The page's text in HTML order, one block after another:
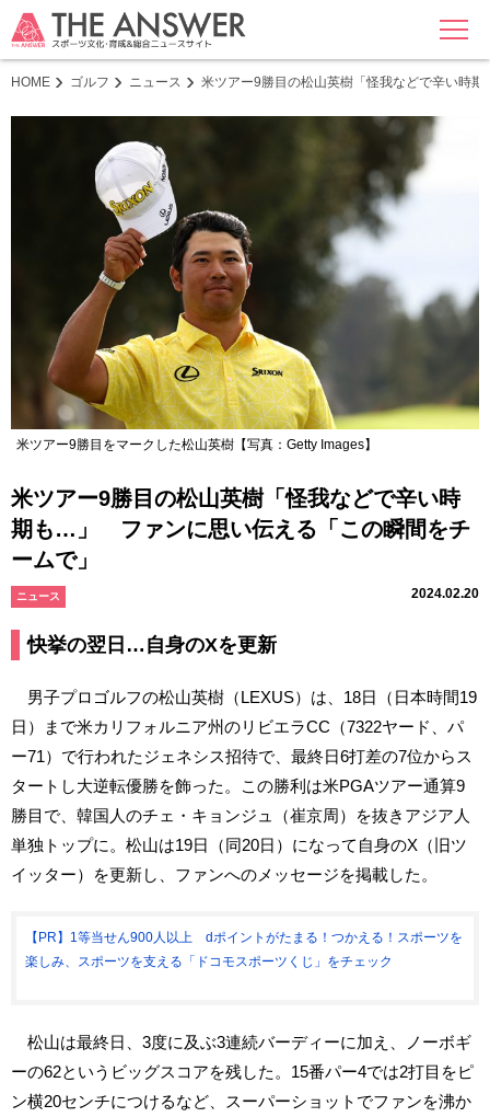
MENU
HOME ゴルフ ニュース 米ツアー9勝目の松山英樹「怪我などで辛い時
米ツアー9勝目をマークした松山英樹【写真：Getty Images】
米ツアー9勝目の松山英樹「怪我などで辛い時
期も…」 ファンに思い伝える「この瞬間をチ
ームで」
ニュース 2024.02.20
快挙の翌日…自身のXを更新
男子プロゴルフの松山英樹（LEXUS）は、18日（日本時間19
日）まで米カリフォルニア州のリビエラCC（7322ヤード、パ
ー71）で行われたジェネシス招待で、最終日6打差の7位からス
タートし大逆転優勝を飾った。この勝利は米PGAツアー通算9
勝目で、韓国人のチェ・キョンジュ（崔京周）を抜きアジア人
単独トップに。松山は19日（同20日）になって自身のX（旧ツ
イッター）を更新し、ファンへのメッセージを掲載した。
【PR】1等当せん900人以上 dポイントがたまる！つかえる！スポーツを
楽しみ、スポーツを支える「ドコモスポーツくじ」をチェック
松山は最終日、3度に及ぶ3連続バーディーに加え、ノーボギ
ーの62というビッグスコアを残した。15番パー4では2打目をピ
ン横20センチにつけるなど、スーパーショットでファンを沸か